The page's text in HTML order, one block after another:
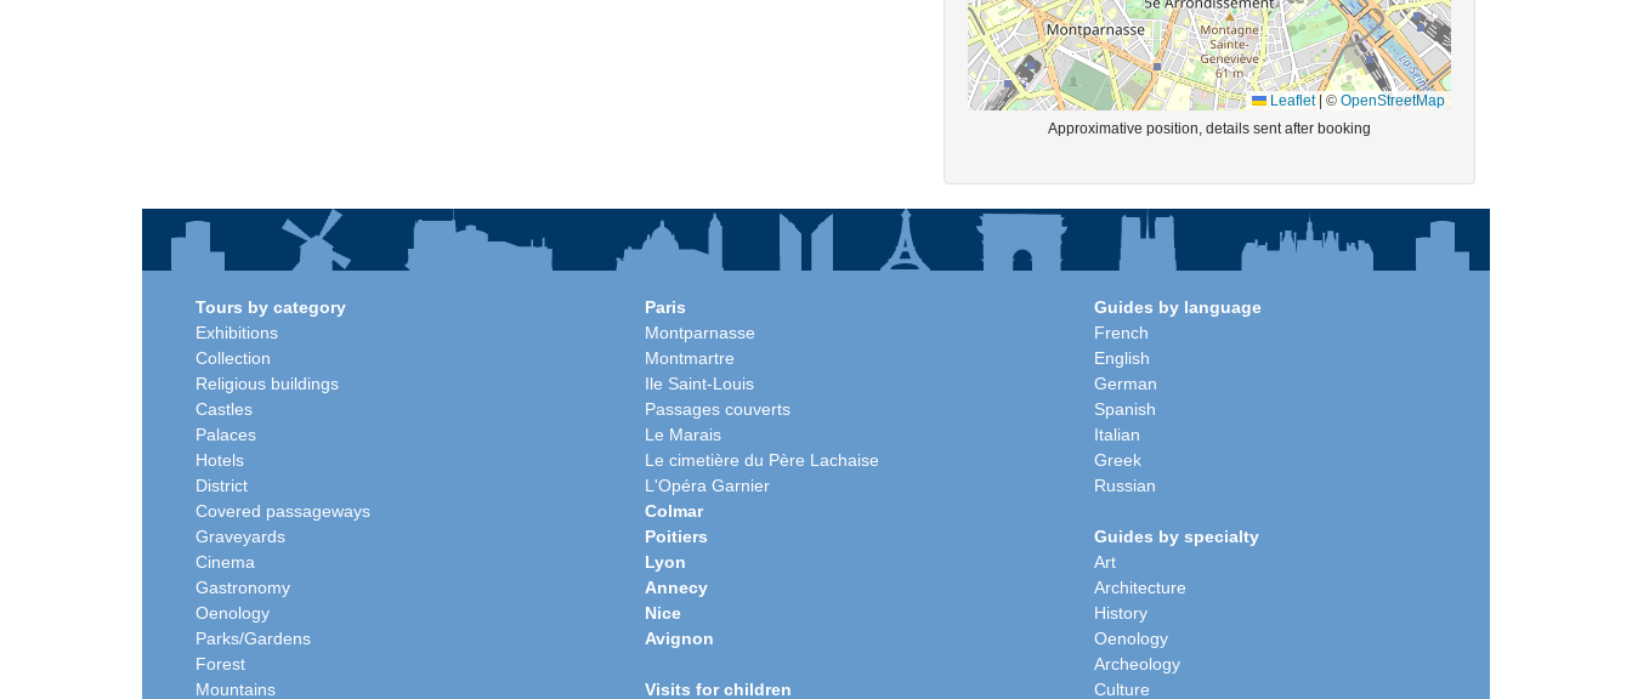
Leaflet |© OpenStreetMap
Approximative position, details sent after booking
Tours by category
Exhibitions
Collection
Religious buildings
Castles
Palaces
Hotels
District
Covered passageways
Graveyards
Cinema
Gastronomy
Oenology
Parks/Gardens
Forest
Mountains
Paris
Montparnasse
Montmartre
Ile Saint-Louis
Passages couverts
Le Marais
Le cimetière du Père Lachaise
L'Opéra Garnier
Colmar
Poitiers
Lyon
Annecy
Nice
Avignon
Visits for children
Guides by language
French
English
German
Spanish
Italian
Greek
Russian
Guides by specialty
Art
Architecture
History
Oenology
Archeology
Culture